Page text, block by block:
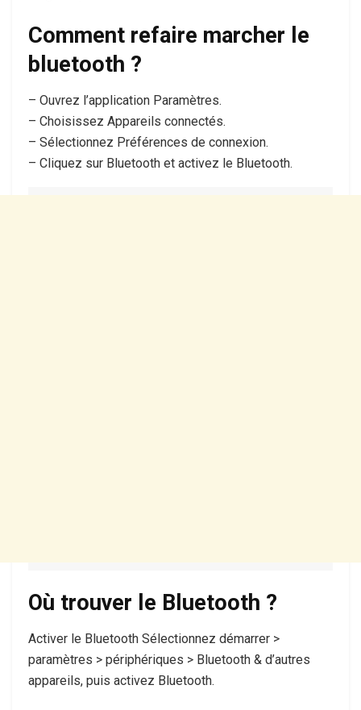
Comment refaire marcher le
bluetooth ?
– Ouvrez l’application Paramètres.
– Choisissez Appareils connectés.
– Sélectionnez Préférences de connexion.
– Cliquez sur Bluetooth et activez le Bluetooth.
Où trouver le Bluetooth ?
Activer le Bluetooth Sélectionnez démarrer >
paramètres > périphériques > Bluetooth & d’autres
appareils, puis activez Bluetooth.